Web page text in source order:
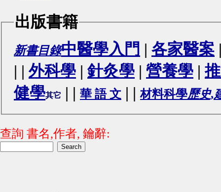
出版書籍
新書目錄中醫學入門 | 各家醫案
| |外科學 |針灸學 | 營養學 |
健學其它 | | 華 語 文 | |材料科學歷史,
查詢 書名,作者, 鑰辭: